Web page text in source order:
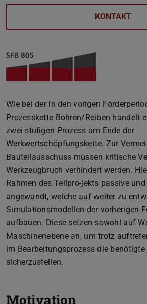
KONTAKT
Wie bei der in den vorigen
Prozesskette Bohren/Reiben handelt
zwei-stufigen Prozess am Ende der
Werkwertschöpfungskette. Zur
Bauteilausschuss müssen kritische
Werkzeugbruch verhindert werden.
Rahmen des Teilpro-jekts passive
angewandt, welche auf weiter zu
Simulationsmodellen der vorherigen
aufbauen. Diese setzen sowohl auf
Maschinenebene an, um trotz
im Bearbeitungsprozess die
sicherzustellen.
Motivation